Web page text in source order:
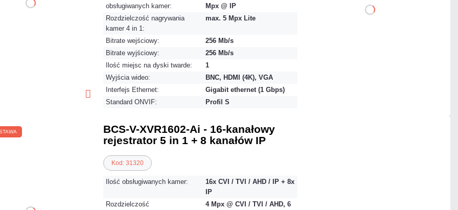
obsługiwanych kamer:
Mpx @ IP
Rozdzielczość nagrywania
kamer 4 in 1:
max. 5 Mpx Lite
Bitrate wejściowy:
256 Mb/s
Bitrate wyjściowy:
256 Mb/s
Ilość miejsc na dyski twarde:
1
Wyjścia wideo:
BNC, HDMI (4K), VGA
Interfejs Ethernet:
Gigabit ethernet (1 Gbps)
Standard ONVIF:
Profil S
DO KOSZYKA
BCS-V-XVR1602-Ai - 16-kanałowy
rejestrator 5 in 1 + 8 kanałów IP
Kod: 31320
Ilość obsługiwanych kamer:
16x CVI / TVI / AHD / IP + 8x
IP
Rozdzielczość
4 Mpx @ CVI / TVI / AHD, 6